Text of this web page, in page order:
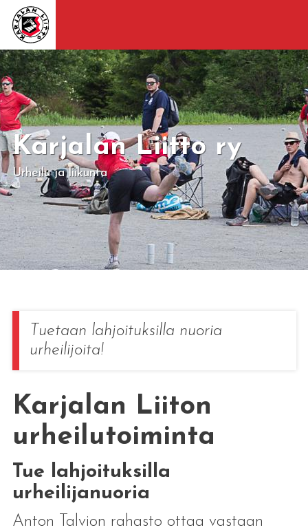
Karjalan Liitto ry
Urheilu ja liikunta
Tuetaan lahjoituksilla nuoria
urheilijoita!
Karjalan Liiton
urheilutoiminta
Tue lahjoituksilla
urheilijanuoria
Anton Talvion rahasto ottaa vastaan